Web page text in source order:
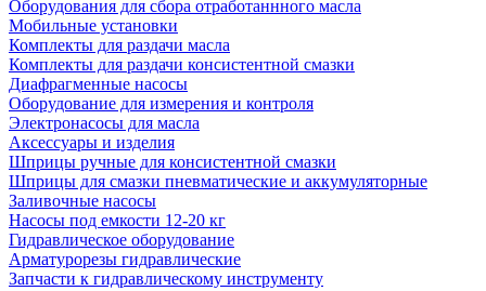
Оборудования для сбора отработаннного масла
Мобильные установки
Комплекты для раздачи масла
Комплекты для раздачи консистентной смазки
Диафрагменные насосы
Оборудование для измерения и контроля
Электронасосы для масла
Аксессуары и изделия
Шприцы ручные для консистентной смазки
Шприцы для смазки пневматические и аккумуляторные
Заливочные насосы
Насосы под емкости 12-20 кг
Гидравлическое оборудование
Арматурорезы гидравлические
Запчасти к гидравлическому инструменту